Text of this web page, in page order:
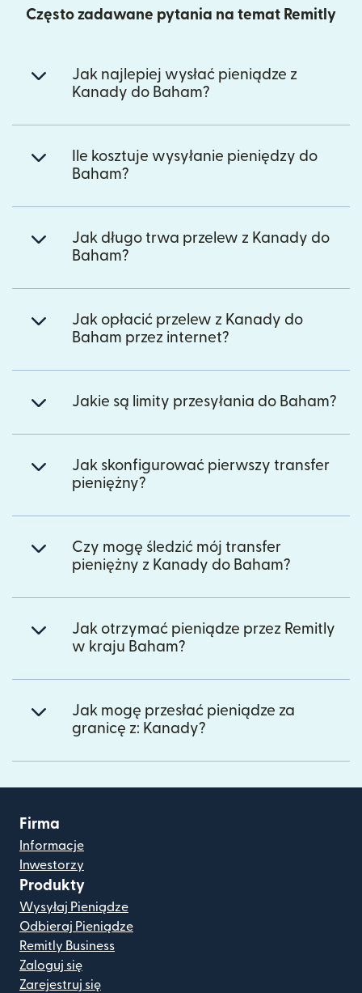
Często zadawane pytania na temat Remitly
Jak najlepiej wysłać pieniądze z
Kanady do Baham?
Ile kosztuje wysyłanie pieniędzy do
Baham?
Jak długo trwa przelew z Kanady do
Baham?
Jak opłacić przelew z Kanady do
Baham przez internet?
Jakie są limity przesyłania do Baham?
Jak skonfigurować pierwszy transfer
pieniężny?
Czy mogę śledzić mój transfer
pieniężny z Kanady do Baham?
Jak otrzymać pieniądze przez Remitly
w kraju Baham?
Jak mogę przesłać pieniądze za
granicę z: Kanady?
Firma
Informacje
Inwestorzy
Produkty
Wysyłaj Pieniądze
Odbieraj Pieniądze
Remitly Business
Zaloguj się
Zarejestruj się